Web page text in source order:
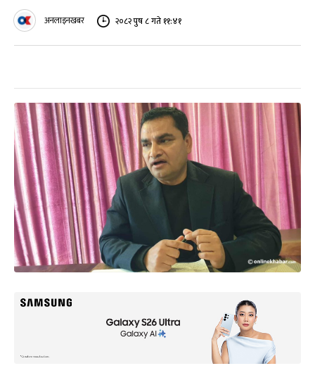
अनलाइनखबर २०८२ पुष ८ गते ११:४१